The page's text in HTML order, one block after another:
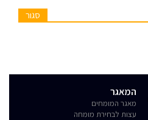
סגור
המאגר
מאגר המומחים
עצות לבחירת מומחה